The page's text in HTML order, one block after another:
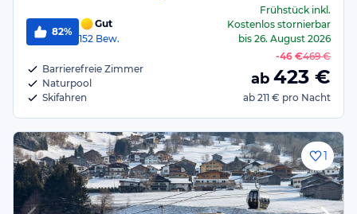
82%
Gut
152 Bew.
Barrierefreie Zimmer
Naturpool
Skifahren
Frühstückinkl.
Kostenlos stornierbar
bis 26. August 2026
-46 €469 €
ab 423 €
ab 211 € pro Nacht
1